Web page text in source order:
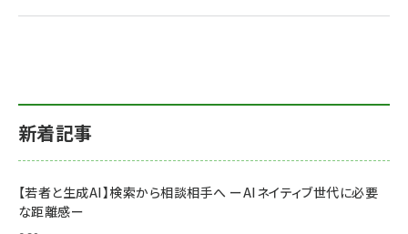
新着記事
【若者と生成AI】検索から相談相手へ ーAIネイティブ世代に必要
な距離感ー